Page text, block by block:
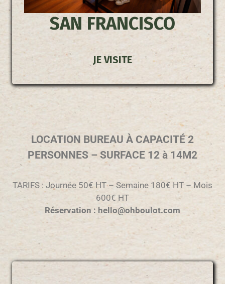
SAN FRANCISCO
JE VISITE
LOCATION BUREAU À CAPACITÉ 2
PERSONNES – SURFACE 12 à 14M2
TARIFS : Journée 50€ HT – Semaine 180€ HT – Mois
600€ HT
Réservation : hello@ohboulot.com